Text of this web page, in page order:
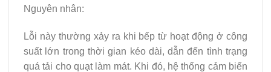
Nguyên nhân:
Lỗi này thường xảy ra khi bếp từ hoạt động ở công
suất lớn trong thời gian kéo dài, dẫn đến tình trạng
quá tải cho quạt làm mát. Khi đó, hệ thống cảm biến